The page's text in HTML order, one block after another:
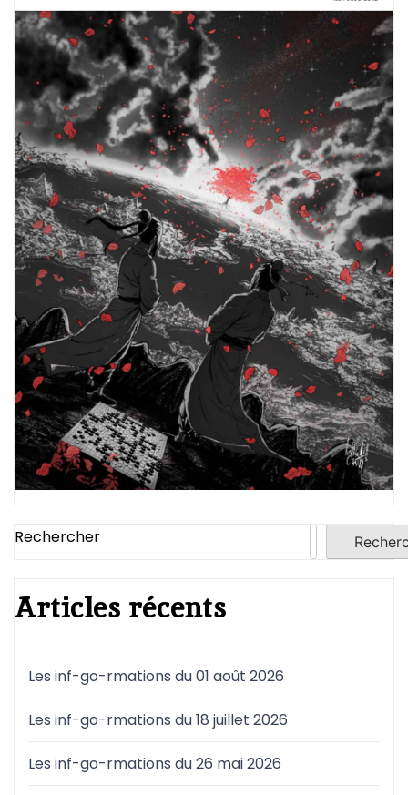
Rechercher
Articles récents
Les inf-go-rmations du 01 août 2026
Les inf-go-rmations du 18 juillet 2026
Les inf-go-rmations du 26 mai 2026